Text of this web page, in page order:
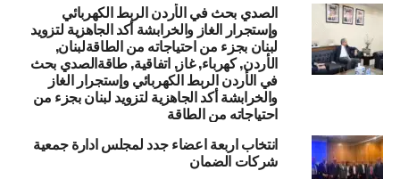
وإذ لفت الى ان “كفردبيان هي المنطقة الوحيدة في الشرق
الأوسط التي لديها ميزة التزلج”، أشار الى “وجود مناطق أخرى
في لبنان لكن منطقة كفردبيان تعتبر أفضلها”.
لبنان
UP
يعلن عن معرض “صنع في لبنان” في 9 أيار
الصدي بحث في الأردن الربط الكهربائي
وإستجرار الغاز والخرابشة أكد الجاهزية لتزويد
لبنان بجزء من احتياجاته من الطاقةلبنان,
الأردن, كهرباء, غاز, اتفاقية, طاقةالصدي بحث
في الأردن الربط الكهربائي وإستجرار الغاز
والخرابشة أكد الجاهزية لتزويد لبنان بجزء من
احتياجاته من الطاقة
انتخاب اربعة اعضاء جدد لمجلس ادارة جمعية
شركات الضمان